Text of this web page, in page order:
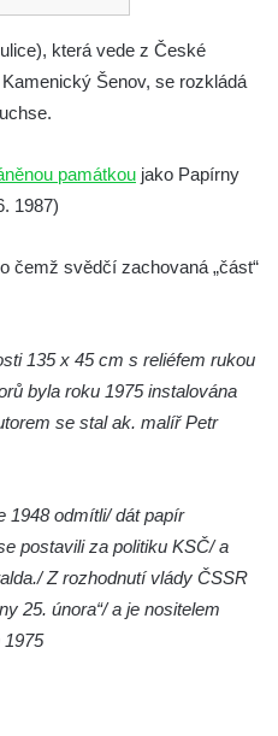
náměstí v
v Českých
U Kantůrků
a 1127/25 v
škola Tyršova)
v
která vede z České
Šenov, se rozkládá
památkou jako Papírny
1987)
čemž svědčí zachovaná „část“
135 x 45 cm s reliéfem rukou
byla roku 1975 instalována
se stal ak. malíř Petr
1948 odmítli/ dát papír
postavili za politiku KSČ/ a
Z rozhodnutí vlády ČSSR
25. února“/ a je nositelem
1975